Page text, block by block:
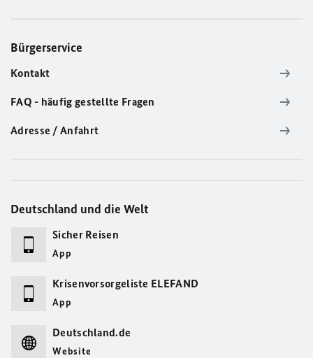
Bürgerservice
Kontakt
FAQ - häufig gestellte Fragen
Adresse / Anfahrt
Deutschland und die Welt
Sicher Reisen
App
Krisenvorsorgeliste ELEFAND
App
Deutschland.de
Website